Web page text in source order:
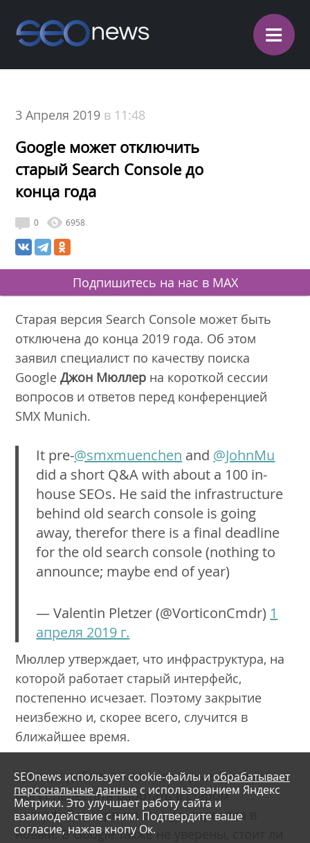
≡
3 Апреля 2019 в 11:48
Google может отключить
старый Search Console до
конца года
0 6958
Подпишитесь на нас в MAX
Старая версия Search Console может быть
отключена до конца 2019 года. Об этом
заявил специалист по качеству поиска
GoogleДжон Мюллер на короткой сессии
вопросов и ответов перед конференцией
SMX Munich.
It pre-@smxmuenchen and @JohnMu
did a short Q&A with about a 100 in-
house SEOs. He said the infrastructure
behind old search console is going
away, therefor there is a final deadline
for the old search console (nothing to
announce; maybe end of year)
— Valentin Pletzer (@VorticonCmdr) 1
апреля 2019 г.
Мюллер утверждает, что инфраструктура, на
которой работает старый интерфейс,
постепенно исчезает. Поэтому закрытие
неизбежно и, скорее всего, случится в
ближайшее время.
Эксперт добавил, что некоторые функции
могут перестать работать в старом
интерфейсе сервиса еще до переноса в
новый. В Google также не уверены, стоит ли
SEOnews использует cookie-файлы и обрабатывает
персональные данные с использованием Яндекс
Метрики. Это улучшает работу сайта и
взаимодействие с ним. Подтвердите ваше
согласие, нажав кнопу Ок.